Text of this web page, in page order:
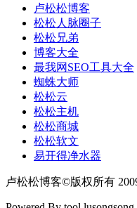
卢松松博客
松松人脉圈子
松松兄弟
博客大全
最我网SEO工具大全
蜘蛛大师
松松云
松松主机
松松商城
松松软文
易开得净水器
卢松松博客©版权所有